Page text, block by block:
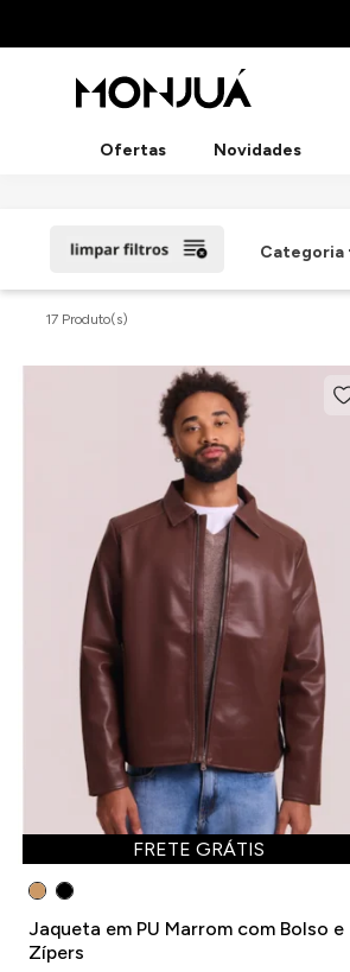
Ofertas Novidades
Categoria
17 Produto(s)
FRETE GRÁTIS
Jaqueta em PU Marrom com Bolso e
Zípers